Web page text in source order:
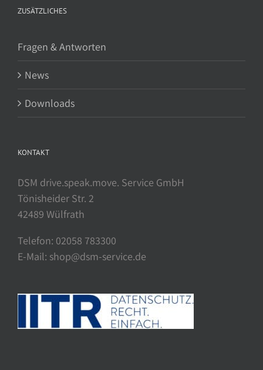
ZUSÄTZLICHES
Fragen & Antworten
News
Downloads
KONTAKT
DSM drive.speak.move. Service GmbH
Tönisheider Str. 2
42489 Wülfrath
Telefon: 02058 783300
E-Mail: shop@dsm-service.de